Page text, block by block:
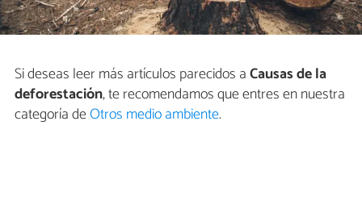
Si deseas leer más artículos parecidos aCausas de la
deforestación, te recomendamos que entres en nuestra
categoría deOtros medio ambiente.